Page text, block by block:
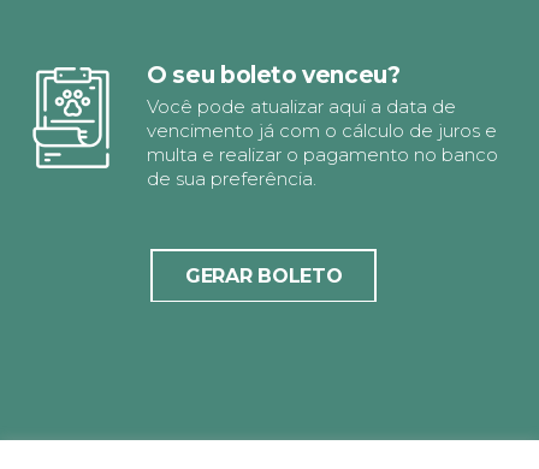
O seu boleto venceu?
Você pode atualizar aqui a data de
vencimento já com o cálculo de juros e
multa e realizar o pagamento no banco
de sua preferência.
GERAR BOLETO